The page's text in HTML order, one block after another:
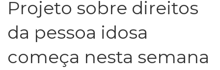
​Projeto sobre direitos
da pessoa idosa
começa nesta semana